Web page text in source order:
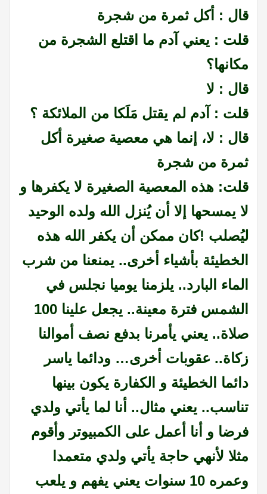
قال : أكل ثمرة من شجرة
قلت : يعني آدم ما اقتلع الشجرة من
مكانها؟
قال : لا
قلت : آدم لم يقتل مَلَكا من الملائكة ؟
قال : لا، إنما هي معصية صغيرة أكل
ثمرة من شجرة
قلت: هذه المعصية الصغيرة لا يكفرها و
لا يمسحها إلا أن يُنزل الله ولده الوحيد
ليُصلب !كان ممكن أن يكفر الله هذه
الخطيئة بأشياء أخرى.. يمنعنا من شرب
الماء البارد.. يلزمنا يوميا نجلس في
الشمس فترة معينة.. يجعل علينا 100
صلاة.. يعني يأمرنا بدفع نصف أموالنا
زكاة.. عقوبات أخرى… ودائما ياسر
دائما الخطيئة و الكفارة يكون بينها
تناسب.. يعني مثال.. أنا لما يأتي ولدي
فرضا و أنا أعمل على الكمبيوتر وأقوم
مثلا لأنهي حاجة يأتي ولدي متعمدا
وعمره 10 سنوات يعني يفهم و يلعب